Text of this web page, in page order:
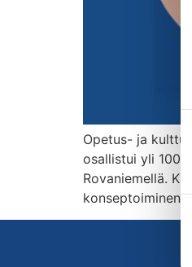
Opetus- ja
osallistui yli
Rovaniemellä.
konseptoiminen,